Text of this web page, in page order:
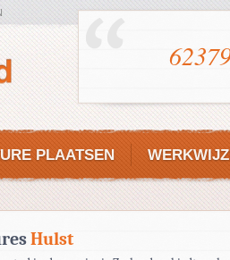
PLAATSEN
Hulst